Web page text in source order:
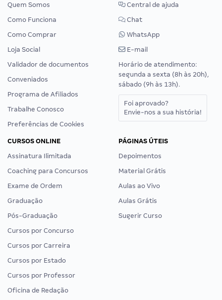
Quem Somos
Como Funciona
Como Comprar
Loja Social
Validador de documentos
Conveniados
Programa de Afiliados
Trabalhe Conosco
Preferências de Cookies
Central de ajuda
Chat
WhatsApp
E-mail
Horário de atendimento:
segunda a sexta (8h às 20h),
sábado (9h às 13h).
Foi aprovado?
Envie-nos a sua história!
CURSOS ONLINE
Assinatura Ilimitada
Coaching para Concursos
Exame de Ordem
Graduação
Pós-Graduação
Cursos por Concurso
Cursos por Carreira
Cursos por Estado
Cursos por Professor
Oficina de Redação
PÁGINAS ÚTEIS
Depoimentos
Material Grátis
Aulas ao Vivo
Aulas Grátis
Sugerir Curso